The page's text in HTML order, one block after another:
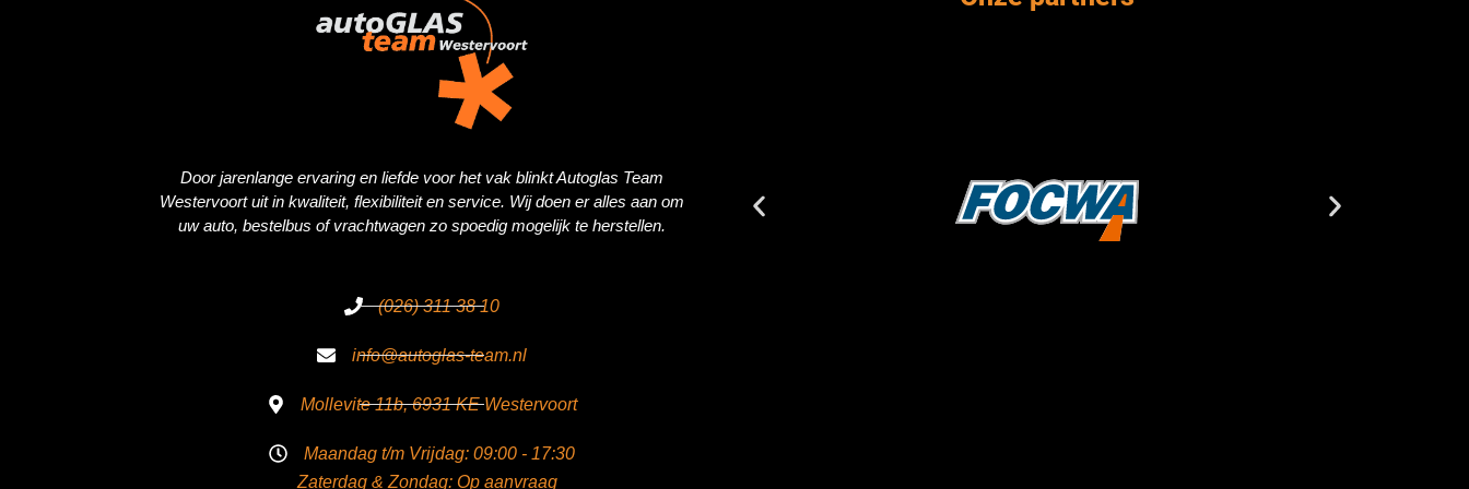
Door jarenlange ervaring en liefde voor het vak blinkt Autoglas Team
Westervoort uit in kwaliteit, flexibiliteit en service. Wij doen er alles aan om
uw auto, bestelbus of vrachtwagen zo spoedig mogelijk te herstellen.
(026) 311 38 10
info@autoglas-team.nl
Mollevite 11b, 6931 KE Westervoort
Maandag t/m Vrijdag: 09:00 - 17:30
Zaterdag & Zondag: Op aanvraag